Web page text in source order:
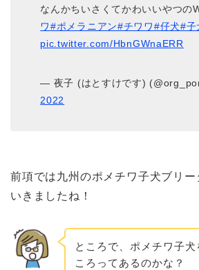
なんかちいさくてかわいいやつの
ワ#ポメラニアン#チワワ#仔犬#子
pic.twitter.com/HbnGWnaERR
— 夜子 (はとすけです)
2022
前項では九州のポメチワ子犬ブリー
いきましたね！
ところで、ポメチワ子
ころってあるのかな？